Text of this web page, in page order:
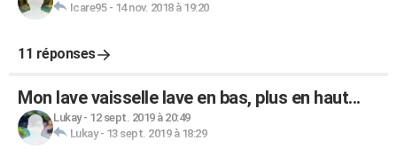
Icare95- 14 nov. 2018 à 19:20
11 réponses
Mon lave vaisselle lave en bas, plus en haut...
Lukay- 12 sept. 2019 à 20:49
Lukay- 13 sept. 2019 à 18:29